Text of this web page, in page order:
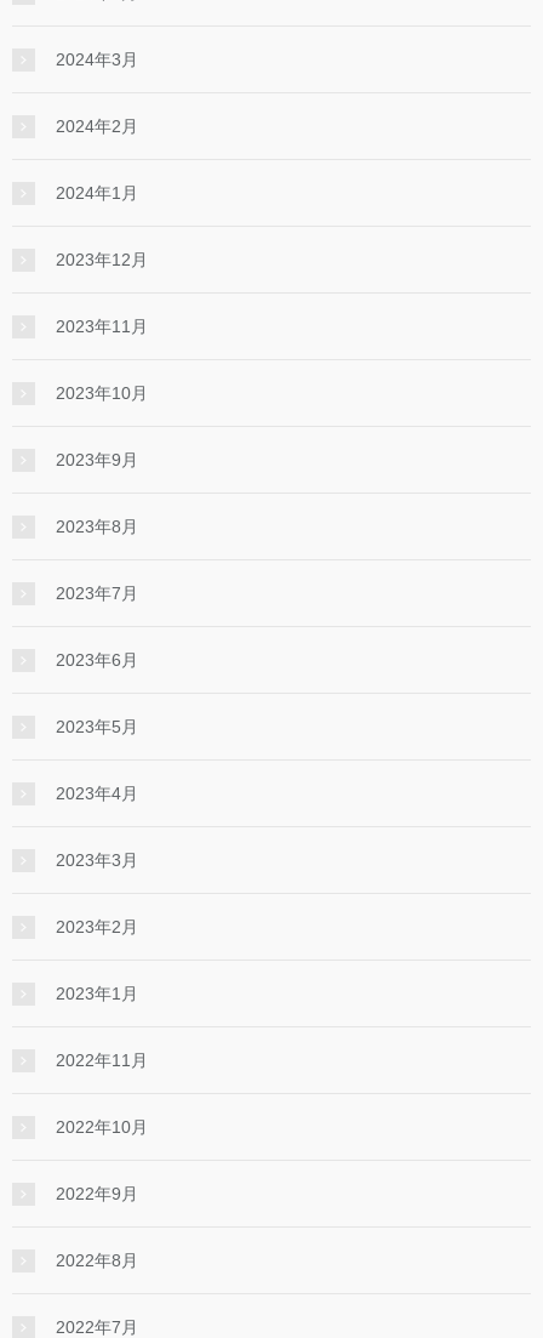
2024年3月
2024年2月
2024年1月
2023年12月
2023年11月
2023年10月
2023年9月
2023年8月
2023年7月
2023年6月
2023年5月
2023年4月
2023年3月
2023年2月
2023年1月
2022年11月
2022年10月
2022年9月
2022年8月
2022年7月